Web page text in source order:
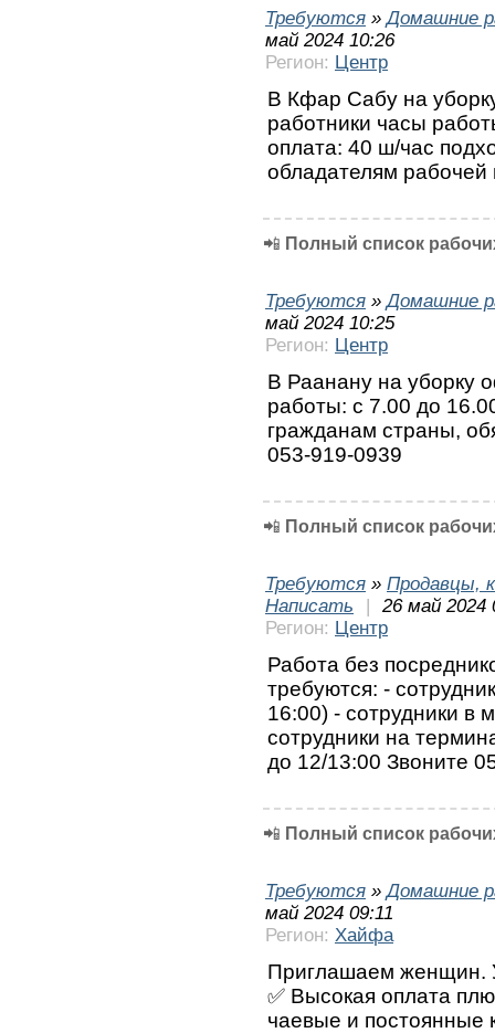
Требуются »Домашние
май 2024 10:26
Регион: Центр
В Кфар Сабу на
работники часы
оплата: 40 ш/час
обладателям рабочей
📲 Полный список
Требуются »Домашние
май 2024 10:25
Регион: Центр
В Раанану на уборку
работы: с 7.00 до
гражданам страны,
053-919-0939
📲 Полный список
Требуются » Продавцы,
Написать
|
26 май 2024
Регион: Центр
Работа без
требуются: -
16:00) - сотрудники в
сотрудники на
до 12/13:00 Звоните
📲 Полный список
Требуются »Домашние
май 2024 09:11
Регион: Хайфа
Приглашаем женщин.
✅ Высокая оплата
чаевые и постоянные